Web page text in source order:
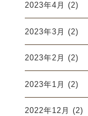
2023年4月 (2)
2023年3月 (2)
2023年2月 (2)
2023年1月 (2)
2022年12月 (2)